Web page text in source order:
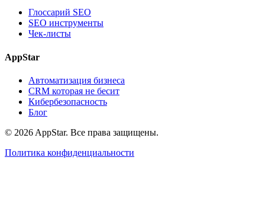
Глоссарий SEO
SEO инструменты
Чек-листы
AppStar
Автоматизация бизнеса
CRM которая не бесит
Кибербезопасность
Блог
© 2026 AppStar. Все права защищены.
Политика конфиденциальности